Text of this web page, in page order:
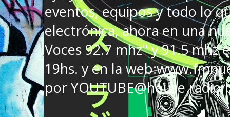
eventos, equipos y todo lo
electrónica, ahora en una
Voces 92.7 mhz" y 91.5 mhz
19hs. y en la
por YOUTUBE@house radio